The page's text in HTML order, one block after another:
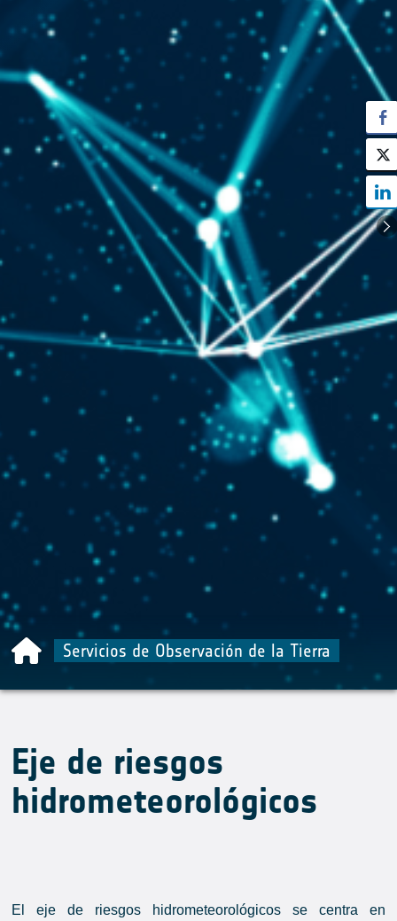
Servicios de Observación de la Tierra
Eje de riesgos
hidrometeorológicos
El eje de riesgos hidrometeorológicos se centra en